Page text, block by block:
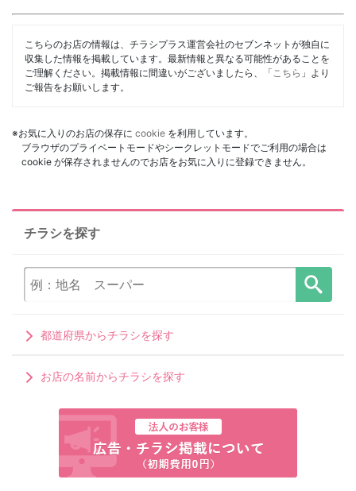
こちらのお店の情報は、チラシプラス運営会社のセブンネットが独自に
収集した情報を掲載しています。最新情報と異なる可能性があることを
ご理解ください。掲載情報に間違いがございましたら、「 こちら 」より
ご報告をお願いします。
※お気に入りのお店の保存に cookie を利用しています。
ブラウザのプライベートモードやシークレットモードでご利用の場合は
cookie が保存されませんのでお店をお気に入りに登録できません。
チラシを探す
都道府県からチラシを探す
お店の名前からチラシを探す